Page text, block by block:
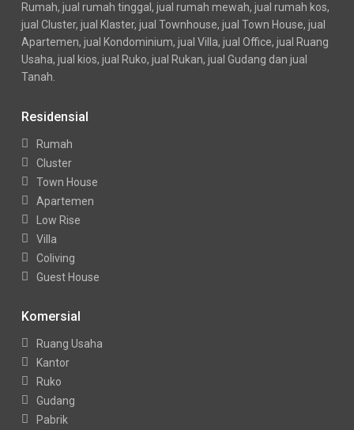
Rumah, jual rumah tinggal, jual rumah mewah, jual rumah kos,
jual Cluster, jual Klaster, jual Townhouse, jual Town House, jual
Apartemen, jual Kondominium, jual Villa, jual Office, jual Ruang
Usaha, jual kios, jual Ruko, jual Rukan, jual Gudang dan jual
Tanah.
Residensial
Rumah
Cluster
Town House
Apartemen
Low Rise
Villa
Coliving
Guest House
Komersial
Ruang Usaha
Kantor
Ruko
Gudang
Pabrik